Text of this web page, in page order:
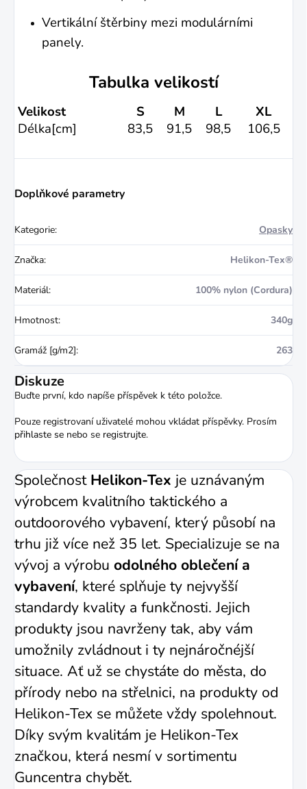
Vertikální štěrbiny mezi modulárními
panely.
Tabulka velikostí
Velikost S M L
XL
Délka[cm]
83,5 91,5 98,5 106,5
Doplňkové parametry
Kategorie: Opasky
Značka: Helikon-Tex®
Materiál: 100% nylon (Cordura)
Hmotnost: 340g
Gramáž [g/m2]: 263
Diskuze
Buďte první, kdo napíše příspěvek k této položce.
Pouze registrovaní uživatelé mohou vkládat příspěvky. Prosím
přihlaste se nebo se registrujte.
Společnost Helikon-Tex je uznávaným
výrobcem kvalitního taktického a
outdoorového vybavení, který působí na
trhu již více než 35 let. Specializuje se na
vývoj a výrobu odolného oblečení a
vybavení, které splňuje ty nejvyšší
standardy kvality a funkčnosti. Jejich
produkty jsou navrženy tak, aby vám
umožnily zvládnout i ty nejnáročnéjší
situace. Ať už se chystáte do města, do
přírody nebo na střelnici, na produkty od
Helikon-Tex se můžete vždy spolehnout.
Díky svým kvalitám je Helikon-Tex
značkou, která nesmí v sortimentu
Guncentra chybět.